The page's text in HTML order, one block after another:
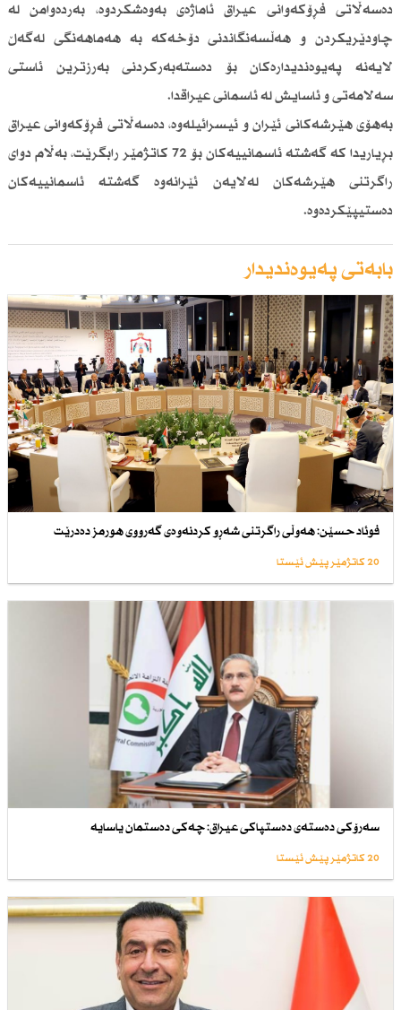
دەسەڵاتی فڕۆكەوانی عیراق ئاماژەی بەوەشكردوە، بەردەوامن لە
چاودێریكردن و هەڵسەنگاندنی دۆخەكە بە هەماهەنگی لەگەڵ
لایەنە پەیوەندیدارەكان بۆ دەستەبەركردنی بەرزترین ئاستی
سەلامەتی و ئاسایش لە ئاسمانی عیراقدا.
بەهۆی هێرشەكانی ئێران و ئیسرائیلەوە، دەسەڵاتی فڕۆكەوانی عیراق
بڕیاریدا كە گەشتە ئاسمانییەكان بۆ 72 كاتژمێر رابگرێت، بەڵام دوای
راگرتنی هێرشەكان لەلایەن ئێرانەوە گەشتە ئاسمانییەكان
دەستیپێكردەوە.
بابەتی پەیوەندیدار
فوئاد حسێن: هەوڵی راگرتنی شەڕو كردنەوەی گەرووی هورمز دەدرێت
20 کاتژمێر پێش ئێستا
سەرۆكی دەستەی دەستپاكی عیراق: چەكی دەستمان یاسایە
20 کاتژمێر پێش ئێستا